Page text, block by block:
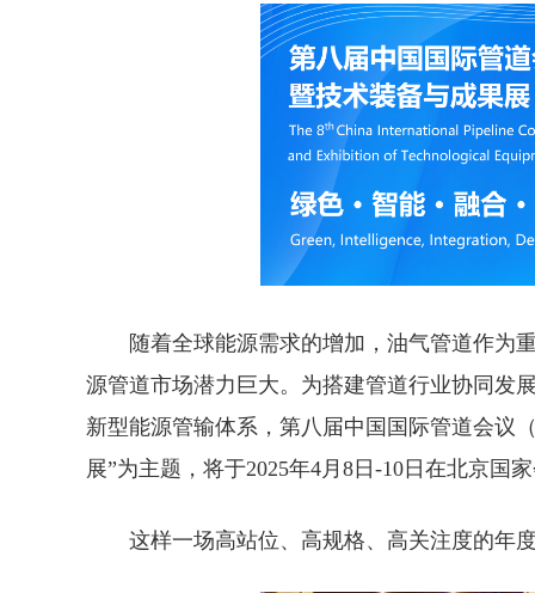
随着全球能源需求的增加，油气管道作为
源管道市场潜力巨大。为搭建管道行业协同发
新型能源管输体系，第八届中国国际管道会议
展”为主题，将于2025年4月8日-10日在北京国
这样一场高站位、高规格、高关注度的年